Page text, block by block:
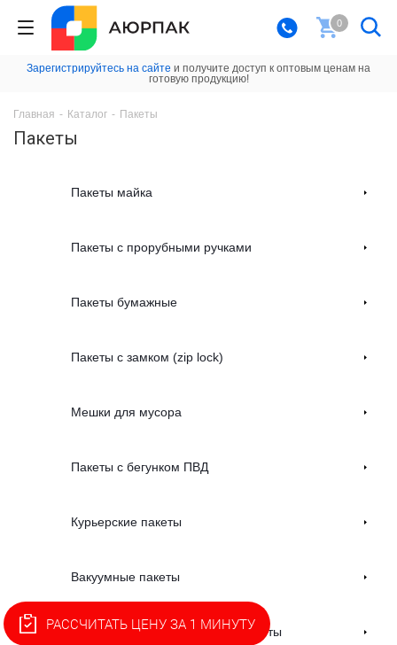
0
Зарегистрируйтесь на сайте и получите доступ к оптовым ценам на
готовую продукцию!
Главная - Каталог - Пакеты
Пакеты
Пакеты майка
Пакеты с прорубными ручками
Пакеты бумажные
Пакеты с замком (zip lock)
Мешки для мусора
Пакеты с бегунком ПВД
Курьерские пакеты
Вакуумные пакеты
Вакуумные термоусадочные пакеты
РАССЧИТАТЬ ЦЕНУ ЗА 1 МИНУТУ